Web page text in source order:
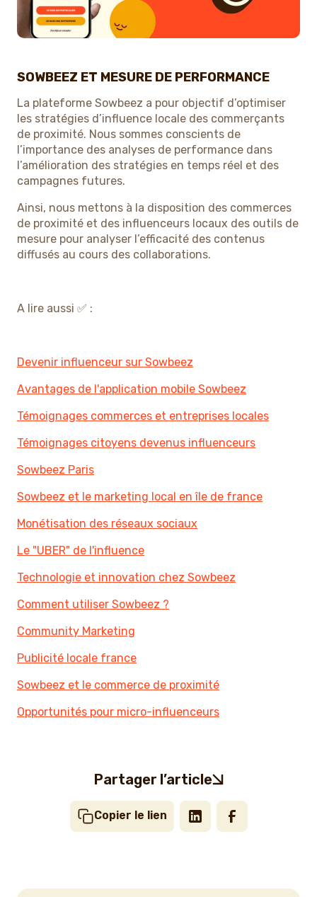
SOWBEEZ ET MESURE DE PERFORMANCE
La plateforme Sowbeez a pour objectif d’optimiser
les stratégies d’influence locale des commerçants
de proximité. Nous sommes conscients de
l’importance des analyses de performance dans
l’amélioration des stratégies en temps réel et des
campagnes futures.
Ainsi, nous mettons à la disposition des commerces
de proximité et des influenceurs locaux des outils de
mesure pour analyser l’efficacité des contenus
diffusés au cours des collaborations.
A lire aussi ✅ :
Devenir influenceur sur Sowbeez
Avantages de l'application mobile Sowbeez
Témoignages commerces et entreprises locales
Témoignages citoyens devenus influenceurs
Sowbeez Paris
Sowbeez et le marketing local en île de france
Monétisation des réseaux sociaux
Le "UBER" de l'influence
Technologie et innovation chez Sowbeez
Comment utiliser Sowbeez ?
Community Marketing
Publicité locale france
Sowbeez et le commerce de proximité
Opportunités pour micro-influenceurs
Partager l’article
Copier le lien